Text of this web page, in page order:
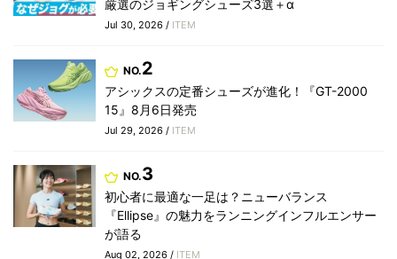
厳選のジョギングシューズ3選＋α
Jul 30, 2026 / ITEM
NO.2
アシックスの定番シューズが進化！『GT-2000
15』8月6日発売
Jul 29, 2026 / ITEM
NO.3
初心者に最適な一足は？ニューバランス
『Ellipse』の魅力をランニングインフルエンサー
が語る
Aug 02, 2026 / ITEM